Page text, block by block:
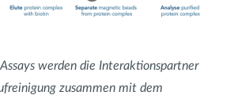
werden die Interaktionspartner
zusammen mit dem